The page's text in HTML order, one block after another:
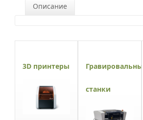
Описание
3D принтеры Гравировальные
станки